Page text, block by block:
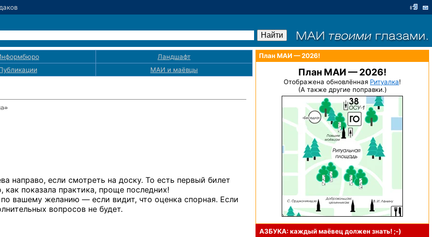
Ландшафт
МАИ и маёвцы
направо, если смотреть на доску. То есть первый билет
показала практика, проще последних!
вашему желанию — если видит, что оценка спорная. Если
вопросов не будет.
План МАИ — 2026!
План МАИ — 2026!
Отображена обновлённая Ритуалка!
(А также другие поправки.)
АЗБУКА: каждый маёвец должензнать! ;-)